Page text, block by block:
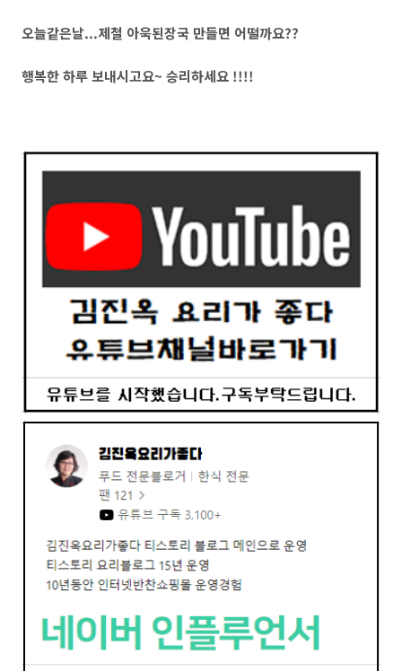
오늘같은날...제철 아욱된장국 만들면 어떨까요??
행복한 하루 보내시고요~ 승리하세요 !!!!